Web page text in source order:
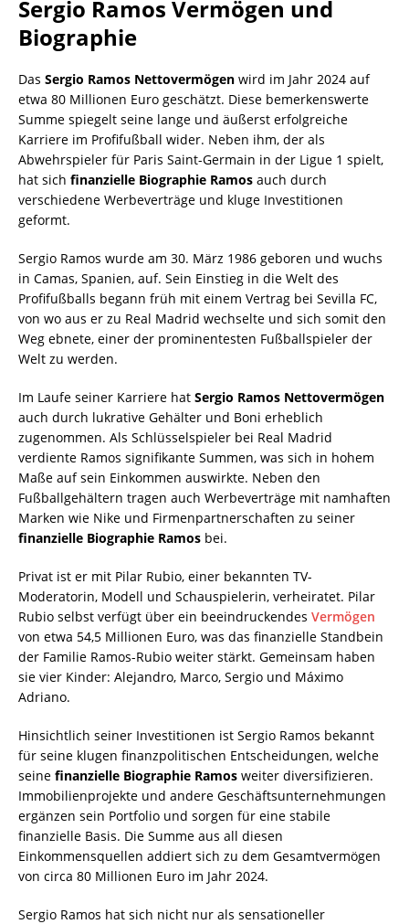
Sergio Ramos Vermögen und
Biographie
Das Sergio Ramos Nettovermögen wird im Jahr 2024 auf
etwa 80 Millionen Euro geschätzt. Diese bemerkenswerte
Summe spiegelt seine lange und äußerst erfolgreiche
Karriere im Profifußball wider. Neben ihm, der als
Abwehrspieler für Paris Saint-Germain in der Ligue 1 spielt,
hat sich finanzielle Biographie Ramos auch durch
verschiedene Werbeverträge und kluge Investitionen
geformt.
Sergio Ramos wurde am 30. März 1986 geboren und wuchs
in Camas, Spanien, auf. Sein Einstieg in die Welt des
Profifußballs begann früh mit einem Vertrag bei Sevilla FC,
von wo aus er zu Real Madrid wechselte und sich somit den
Weg ebnete, einer der prominentesten Fußballspieler der
Welt zu werden.
Im Laufe seiner Karriere hat Sergio Ramos Nettovermögen
auch durch lukrative Gehälter und Boni erheblich
zugenommen. Als Schlüsselspieler bei Real Madrid
verdiente Ramos signifikante Summen, was sich in hohem
Maße auf sein Einkommen auswirkte. Neben den
Fußballgehältern tragen auch Werbeverträge mit namhaften
Marken wie Nike und Firmenpartnerschaften zu seiner
finanzielle Biographie Ramos bei.
Privat ist er mit Pilar Rubio, einer bekannten TV-
Moderatorin, Modell und Schauspielerin, verheiratet. Pilar
Rubio selbst verfügt über ein beeindruckendes Vermögen
von etwa 54,5 Millionen Euro, was das finanzielle Standbein
der Familie Ramos-Rubio weiter stärkt. Gemeinsam haben
sie vier Kinder: Alejandro, Marco, Sergio und Máximo
Adriano.
Hinsichtlich seiner Investitionen ist Sergio Ramos bekannt
für seine klugen finanzpolitischen Entscheidungen, welche
seine finanzielle Biographie Ramos weiter diversifizieren.
Immobilienprojekte und andere Geschäftsunternehmungen
ergänzen sein Portfolio und sorgen für eine stabile
finanzielle Basis. Die Summe aus all diesen
Einkommensquellen addiert sich zu dem Gesamtvermögen
von circa 80 Millionen Euro im Jahr 2024.
Sergio Ramos hat sich nicht nur als sensationeller